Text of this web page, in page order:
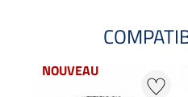
NOUVEAU